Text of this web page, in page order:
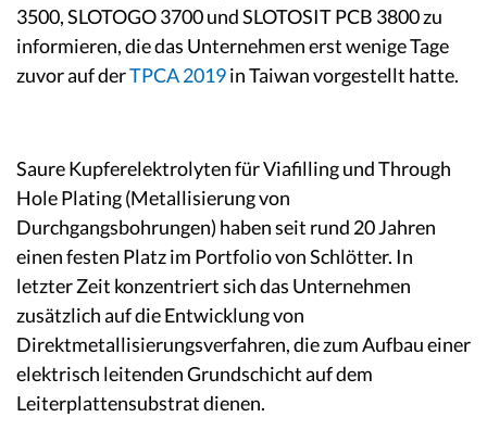
3500, SLOTOGO 3700 und SLOTOSIT PCB 3800 zu
informieren, die das Unternehmen erst wenige Tage
zuvor auf derTPCA 2019in Taiwan vorgestellt hatte.
Saure Kupferelektrolyten für Viafilling und Through
Hole Plating (Metallisierung von
Durchgangsbohrungen) haben seit rund 20 Jahren
einen festen Platz im Portfolio von Schlötter. In
letzter Zeit konzentriert sich das Unternehmen
zusätzlich auf die Entwicklung von
Direktmetallisierungsverfahren, die zum Aufbau einer
elektrisch leitenden Grundschicht auf dem
Leiterplattensubstrat dienen.